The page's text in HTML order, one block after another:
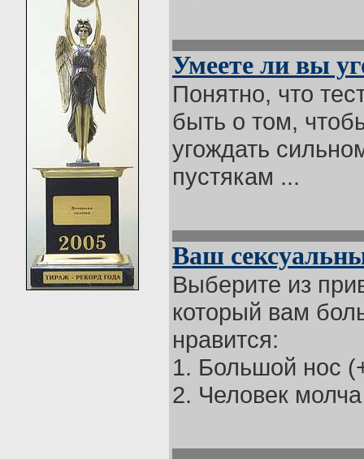
Умеете ли вы
Понятно, что
быть о том,
угождать
пустякам ...
Ваш
Выберите из
который вам
нравится:
1. Большой нос
2. Человек